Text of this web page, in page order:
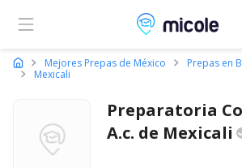
Micole, buscador
Mejores Prepas de México
Prepas en
Mexicali
Preparatoria
A.c. de Mexicali